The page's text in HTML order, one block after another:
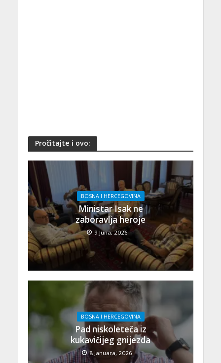
Pročitajte i ovo:
BOSNA I HERCEGOVINA
Ministar Isak ne
zaboravlja heroje
9 Juna, 2026
BOSNA I HERCEGOVINA
Pad niskoleteča iz
kukavičijeg gnijezda
8 Januara, 2026